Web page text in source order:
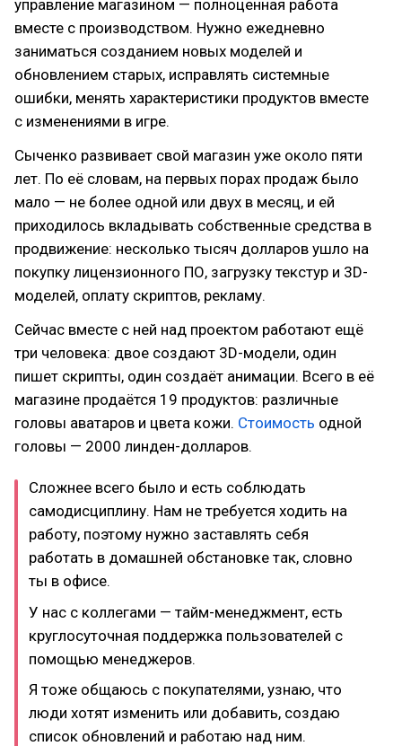
управление магазином — полноценная работа
вместе с производством. Нужно ежедневно
заниматься созданием новых моделей и
обновлением старых, исправлять системные
ошибки, менять характеристики продуктов вместе
с изменениями в игре.
Сыченко развивает свой магазин уже около пяти
лет. По её словам, на первых порах продаж было
мало — не более одной или двух в месяц, и ей
приходилось вкладывать собственные средства в
продвижение: несколько тысяч долларов ушло на
покупку лицензионного ПО, загрузку текстур и 3D-
моделей, оплату скриптов, рекламу.
Сейчас вместе с ней над проектом работают ещё
три человека: двое создают 3D-модели, один
пишет скрипты, один создаёт анимации. Всего в её
магазине продаётся 19 продуктов: различные
головы аватаров и цвета кожи. Стоимость одной
головы — 2000 линден-долларов.
Сложнее всего было и есть соблюдать
самодисциплину. Нам не требуется ходить на
работу, поэтому нужно заставлять себя
работать в домашней обстановке так, словно
ты в офисе.
У нас с коллегами — тайм-менеджмент, есть
круглосуточная поддержка пользователей с
помощью менеджеров.
Я тоже общаюсь с покупателями, узнаю, что
люди хотят изменить или добавить, создаю
список обновлений и работаю над ним.